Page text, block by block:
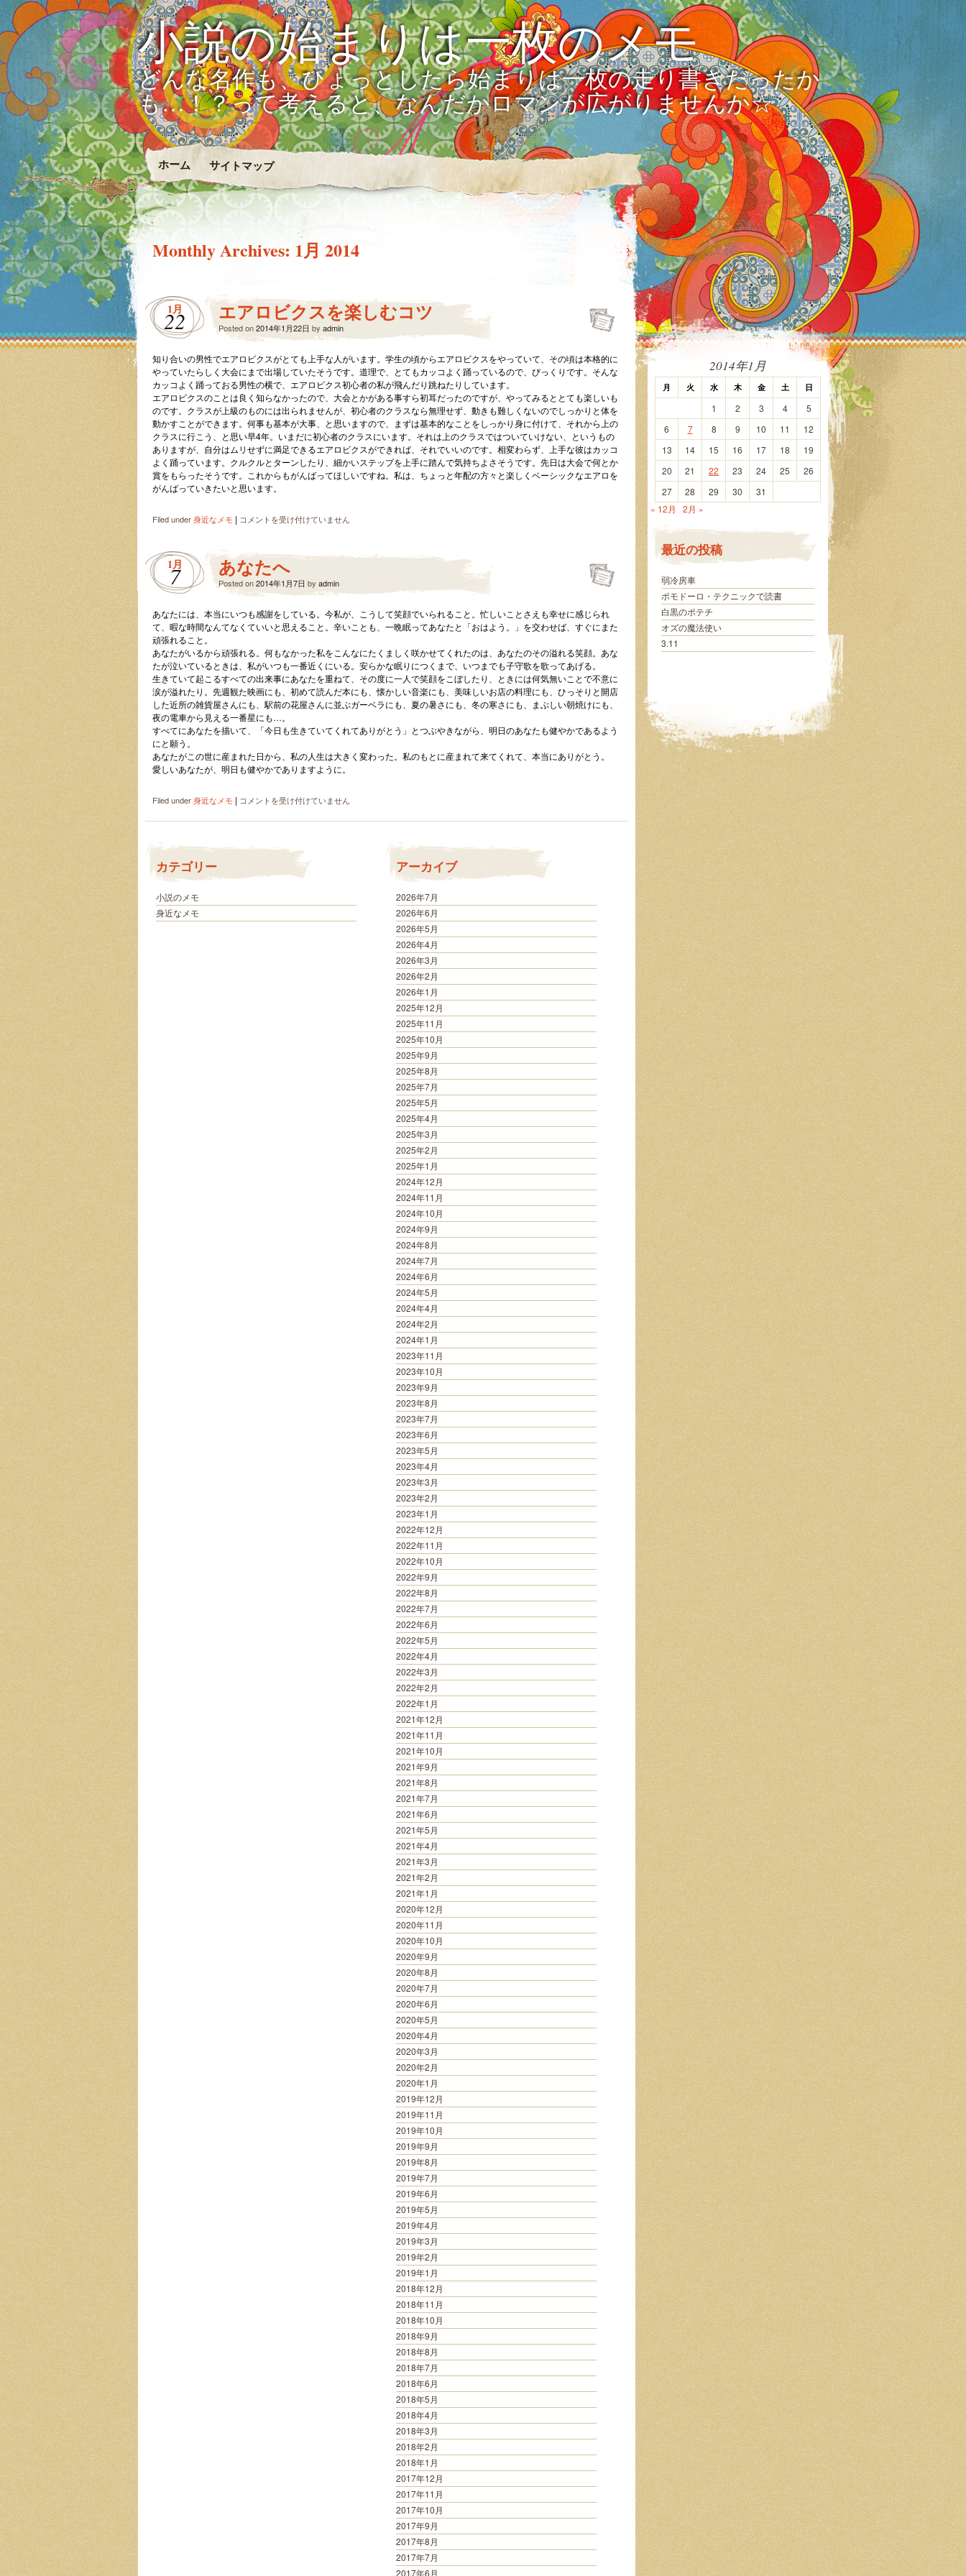
小説の始まりは一枚のメモ
どんな名作も、ひょっとしたら始まりは一枚の走り書きだったか
も…！？って考えると、なんだかロマンが広がりませんか☆
ホーム サイトマップ
Monthly Archives: 1月 2014
1月
22 エアロビクスを楽しむコツ
Posted on2014年1月22日 by admin
知り合いの男性でエアロビクスがとても上手な人がいます。学生の頃からエアロビクスをやっていて、その頃は本格的に
やっていたらしく大会にまで出場していたそうです。道理で、とてもカッコよく踊っているので、びっくりです。そんな
カッコよく踊っておる男性の横で、エアロビクス初心者の私が飛んだり跳ねたりしています。
エアロビクスのことは良く知らなかったので、大会とかがある事すら初耳だったのですが、やってみるととても楽しいも
のです。クラスが上級のものには出られませんが、初心者のクラスなら無理せず、動きも難しくないのでしっかりと体を
動かすことができます。何事も基本が大事、と思いますので、まずは基本的なことをしっかり身に付けて、それから上の
クラスに行こう、と思い早4年。いまだに初心者のクラスにいます。それは上のクラスではついていけない、というもの
ありますが、自分はムリせずに満足できるエアロビクスができれば、それでいいのです。相変わらず、上手な彼はカッコ
よく踊っています。クルクルとターンしたり、細かいステップを上手に踏んで気持ちよさそうです。先日は大会で何とか
賞をもらったそうです。これからもがんばってほしいですね。私は、ちょっと年配の方々と楽しくベーシックなエアロを
がんばっていきたいと思います。
Filed under身近なメモ | エ
ビ
ク
ス
を
し
む
コ
ツ
は
コメントを受け付けていません
1月
7 あなたへ
Posted on2014年1月7日 by admin
あなたには、本当にいつも感謝をしている。今私が、こうして笑顔でいられること。忙しいことさえも幸せに感じられ
て、暇な時間なんてなくていいと思えること。辛いことも、一晩眠ってあなたと「おはよう。」を交わせば、すぐにまた
頑張れること。
あなたがいるから頑張れる。何もなかった私をこんなにたくましく咲かせてくれたのは、あなたのその溢れる笑顔。あな
たが泣いているときは、私がいつも一番近くにいる。安らかな眠りにつくまで、いつまでも子守歌を歌ってあげる。
生きていて起こるすべての出来事にあなたを重ねて、その度に一人で笑顔をこぼしたり、ときには何気無いことで不意に
涙が溢れたり。先週観た映画にも、初めて読んだ本にも、懐かしい音楽にも、美味しいお店の料理にも、ひっそりと開店
した近所の雑貨屋さんにも、駅前の花屋さんに並ぶガーベラにも、夏の暑さにも、冬の寒さにも、まぶしい朝焼けにも、
夜の電車から見える一番星にも…。
すべてにあなたを描いて、「今日も生きていてくれてありがとう」とつぶやきながら、明日のあなたも健やかであるよう
にと願う。
あなたがこの世に産まれた日から、私の人生は大きく変わった。私のもとに産まれて来てくれて、本当にありがとう。
愛しいあなたが、明日も健やかでありますように。
Filed under身近なメモ | あ
た
は
コメントを受け付けていません
カテゴリー
小説のメモ
身近なメモ
アーカイブ
2026年7月
2026年6月
2026年5月
2026年4月
2026年3月
2026年2月
2026年1月
2025年12月
2025年11月
2025年10月
2025年9月
2025年8月
2025年7月
2025年5月
2025年4月
2025年3月
2025年2月
2025年1月
2024年12月
2024年11月
2024年10月
2024年9月
2024年8月
2024年7月
2024年6月
2024年5月
2024年4月
2024年2月
2024年1月
2023年11月
2023年10月
2023年9月
2023年8月
2023年7月
2023年6月
2023年5月
2023年4月
2023年3月
2023年2月
2023年1月
2022年12月
2022年11月
2022年10月
2022年9月
2022年8月
2022年7月
2022年6月
2022年5月
2022年4月
2022年3月
2022年2月
2022年1月
2021年12月
2021年11月
2021年10月
2021年9月
2021年8月
2021年7月
2021年6月
2021年5月
2021年4月
2021年3月
2021年2月
2021年1月
2020年12月
2020年11月
2020年10月
2020年9月
2020年8月
2020年7月
2020年6月
2020年5月
2020年4月
2020年3月
2020年2月
2020年1月
2019年12月
2019年11月
2019年10月
2019年9月
2019年8月
2019年7月
2019年6月
2019年5月
2019年4月
2019年3月
2019年2月
2019年1月
2018年12月
2018年11月
2018年10月
2018年9月
2018年8月
2018年7月
2018年6月
2018年5月
2018年4月
2018年3月
2018年2月
2018年1月
2017年12月
2017年11月
2017年10月
2017年9月
2017年8月
2017年7月
2017年6月
2014年1月
月 火 水 木 金 土 日
1 2 3 4
5
6
7 8 9 10 11
12
13
14 15 16 17 18
19
20
21 22 23 24 25
26
27
28 29 30
31
« 12月
2月 »
最近の投稿
弱冷房車
ポモドーロ・テクニックで読書
白黒のポテチ
オズの魔法使い
3.11